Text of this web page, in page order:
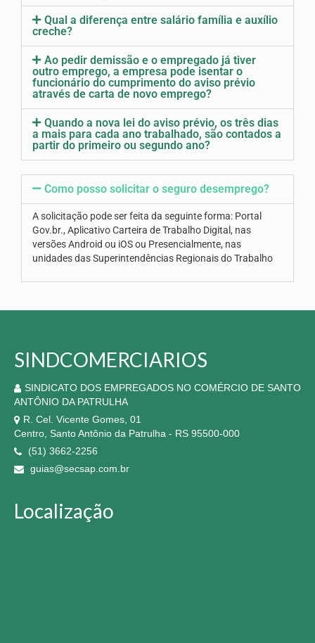
Qual a diferença entre salário família e auxílio
creche?
Ao pedir demissão e o empregado já tiver
outro emprego, a empresa pode isentar o
funcionário do cumprimento do aviso prévio
através de carta de novo emprego?
Quando a nova lei do aviso prévio, os três dias
a mais para cada ano trabalhado, são contados a
partir do primeiro ou segundo ano?
Como posso solicitar o seguro desemprego?
A solicitação pode ser feita da seguinte forma: Portal
Gov.br., Aplicativo Carteira de Trabalho Digital, nas
versões Android ou iOS ou Presencialmente, nas
unidades das Superintendências Regionais do Trabalho
SINDCOMERCIARIOS
SINDICATO DOS EMPREGADOS NO COMÉRCIO DE SANTO
ANTÔNIO DA PATRULHA
R. Cel. Vicente Gomes, 01
Centro, Santo Antônio da Patrulha - RS 95500-000
(51) 3662-2256
guias@secsap.com.br
Localização